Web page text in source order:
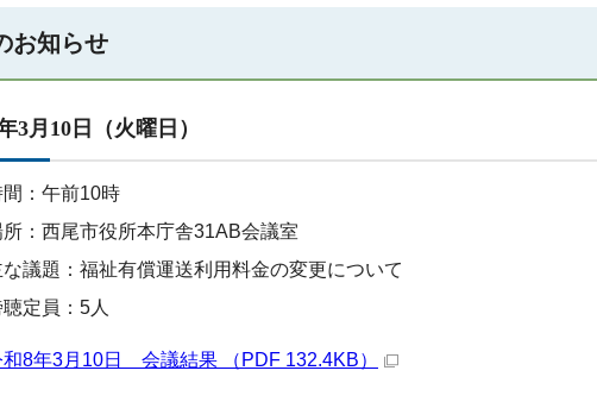
お知らせ
3月10日（火曜日）
間：午前10時
所：西尾市役所本庁舎31AB会議室
な議題：福祉有償運送利用料金の変更について
定員：5人
和8年3月10日 会議結果 （PDF 132.4KB）